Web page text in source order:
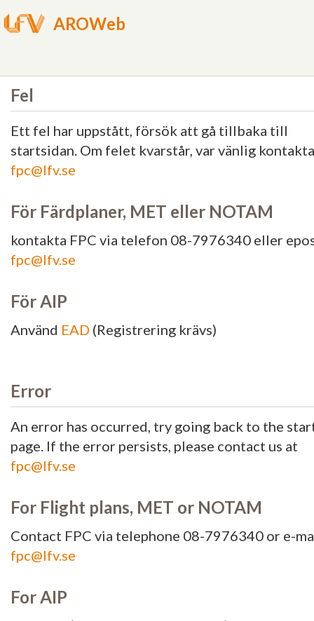
AROWeb
Fel
Ett fel har uppstått, försök att gå tillbaka till
startsidan. Om felet kvarstår, var vänlig kontakta
fpc@lfv.se
För Färdplaner, MET eller NOTAM
kontakta FPC via telefon 08-7976340 eller
fpc@lfv.se
För AIP
Använd EAD (Registrering krävs)
Error
An error has occurred, try going back to the
page. If the error persists, please contact us at
fpc@lfv.se
For Flight plans, MET or NOTAM
Contact FPC via telephone 08-7976340 or e-
fpc@lfv.se
For AIP